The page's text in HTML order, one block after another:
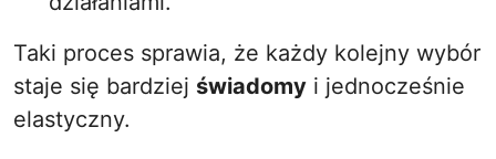
Taki proces sprawia, że każdy kolejny wybór
staje się bardziej świadomy i jednocześnie
elastyczny.